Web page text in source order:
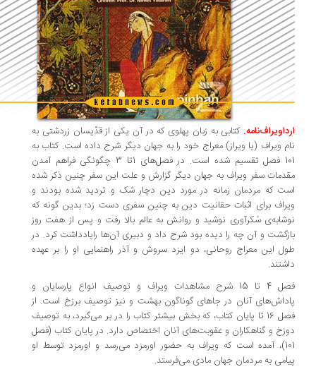
کتابی به زبان پهلوی که در آن یکی از قدّیسان زردشتی به
ویراف (یا ویراز) معراج خود را به جهان دیگر شرح داده است. کتاب به
101 فصل تقسیم شده است. در فصل‌های 1تا 3 چگونگی فراهم آمدن
سفر ویراف به جهان دیگر گزارش و علت این سفر چنین ذکر شده
که مردمان زمانه در مورد دین دچار شک و تردید شده بودند و
برای اثبات حقانیت دین به چنین سفری دست زد؛ بدین گونه که
سُکرآوری نوشید و روانش به عالم بالا رفت و پس از هفت روز
و آن چه را دیده بود شرح داد و دبیری آن‌ها رایادداشت کرد. در
این معراج روحانی، دو ایزد سروش و آذر راهنمایی او را بر عهده
فصل 4 تا 15 شرح مشاهدات ویراف و توصیف انواع پارسایان و
آنان در جاهای گوناگون بهشت و نیز توصیف برزخ است. از
فصل 16 تا پایان کتاب، که بخش بیشتر کتاب را در بر می‌گیرد، به توصیف
و گناهکاران و عقوبت‌های آنان اختصاص دارد. در پایان کتاب (فصل
101)، آمده است که ویراف به حضور اورمزد می‌رسد و اورمزد توسط او
به مردمان جهان مادی می‌فرستد.